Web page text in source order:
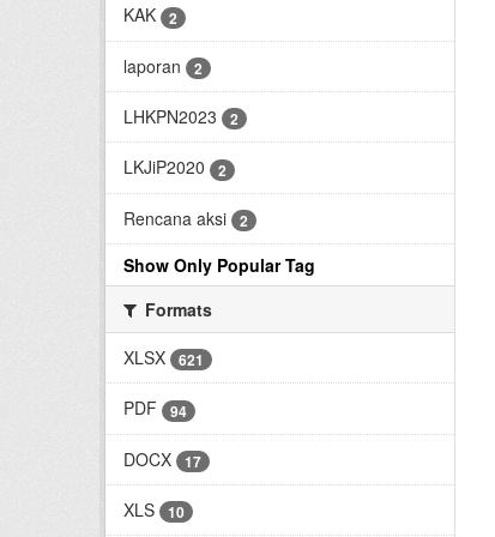
KAK 2
laporan 2
LHKPN2023 2
LKJiP2020 2
Rencana aksi 2
Show Only Popular Tag
Formats
XLSX
621
PDF 94
DOCX 17
XLS 10